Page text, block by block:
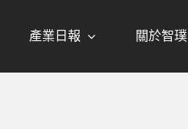
產業日報 關於智璞